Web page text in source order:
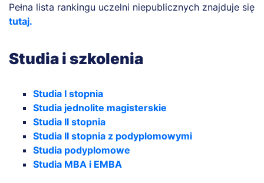
Pełna lista rankingu uczelni niepublicznych znajduje się
tutaj.
Studia i szkolenia
Studia I stopnia
Studia jednolite magisterskie
Studia II stopnia
Studia II stopnia z podyplomowymi
Studia podyplomowe
Studia MBA i EMBA